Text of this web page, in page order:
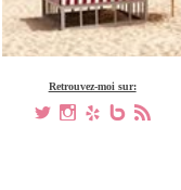
Retrouvez-moi sur:
a x h V ,